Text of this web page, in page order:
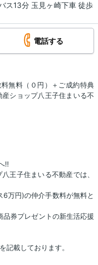
ス13分 玉見ヶ崎下車 徒歩
電話する
無料（０円）＋ご成約特典
ショップ八王子住まいる不
!!
王子住まいる不動産では、
万円)の仲介手数料が無料と
券プレゼントの新生活応援
載しております。